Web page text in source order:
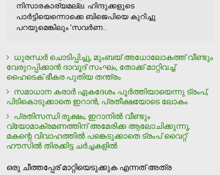
നിസാരകാര്യമല്ല. ഹിന്ദുക്കളുടെ
പാര്‍ട്ടിയെന്നൊക്കെ ബിജെപിയെ കുറിച്ചു
പറയുമെങ്കിലും 'സവര്‍ണ...
ധുരന്ധര്‍ ചൊടിപ്പിച്ചു, മുംബയ് അധോലോകത്ത് വീണ്ടും
വേരുറപ്പിക്കാന്‍ ദാവൂദ് സംഘം, തോക്ക് മാറ്റിവച്ച്
ഹൈടെക് ഭീകര പുതിയ തന്ത്രം
സമാധാന കരാര്‍ ഏകദേശം പൂര്‍ത്തിയായെന്നു ട്രംപ്,
പിടികൊടുക്കാതെ ഇറാന്‍, പ്രതീക്ഷയോടെ ലോകം
പ്രതിസന്ധി രൂക്ഷം; ഇറാനില്‍ വീണ്ടും
വ്യോമാക്രമണത്തിന് അമേരിക്ക ആലോചിക്കുന്നു,
മകന്റെ വിവാഹത്തില്‍ പങ്കെടുക്കാതെ ട്രംപ് വൈറ്റ്
ഹൗസില്‍ തിരക്കിട്ട ചര്‍ച്ചകളില്‍
ഒരു ചീത്തപ്പേര് മാറ്റിയെടുക്കുക എന്നത് അത്ര